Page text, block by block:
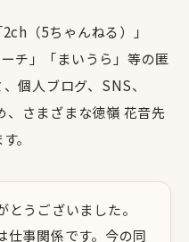
（5ちゃんねる）」
チ」「まいうら」等の匿
個人ブログ、SNS、
さまざまな徳嶺 花音先
。
うございました。
仕事関係です。今の同